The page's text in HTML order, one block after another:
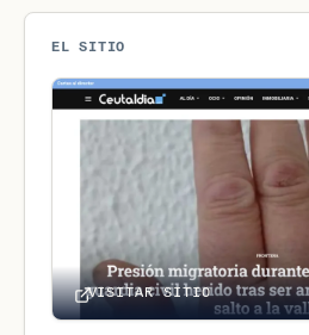
EL SITIO
VISITAR SITIO